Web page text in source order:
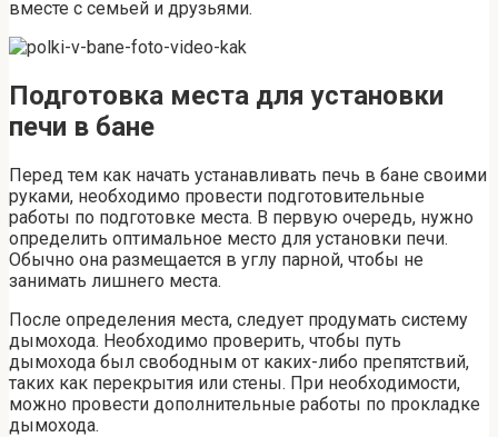
вместе с семьей и друзьями.
Подготовка места для установки
печи в бане
Перед тем как начать устанавливать печь в бане своими
руками, необходимо провести подготовительные
работы по подготовке места. В первую очередь, нужно
определить оптимальное место для установки печи.
Обычно она размещается в углу парной, чтобы не
занимать лишнего места.
После определения места, следует продумать систему
дымохода. Необходимо проверить, чтобы путь
дымохода был свободным от каких-либо препятствий,
таких как перекрытия или стены. При необходимости,
можно провести дополнительные работы по прокладке
дымохода.